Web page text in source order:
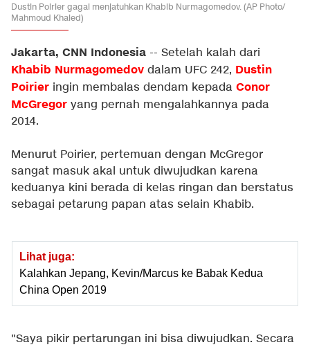
Dustin Poirier gagal menjatuhkan Khabib Nurmagomedov. (AP Photo/
Mahmoud Khaled)
Jakarta, CNN Indonesia -- Setelah kalah dari
Khabib Nurmagomedov dalam UFC 242, Dustin
Poirier ingin membalas dendam kepada Conor
McGregor yang pernah mengalahkannya pada
2014.
Menurut Poirier, pertemuan dengan McGregor
sangat masuk akal untuk diwujudkan karena
keduanya kini berada di kelas ringan dan berstatus
sebagai petarung papan atas selain Khabib.
Lihat juga:
Kalahkan Jepang, Kevin/Marcus ke Babak Kedua
China Open 2019
"Saya pikir pertarungan ini bisa diwujudkan. Secara